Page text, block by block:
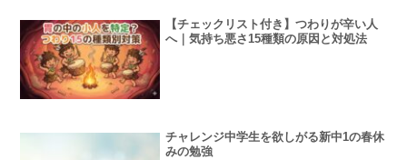
【チェックリスト付き】つわりが辛い人
へ｜気持ち悪さ15種類の原因と対処法
チャレンジ中学生を欲しがる新中1の春休
みの勉強